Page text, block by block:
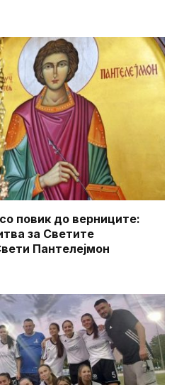
повик до верниците:
за Светите
Пантелејмон